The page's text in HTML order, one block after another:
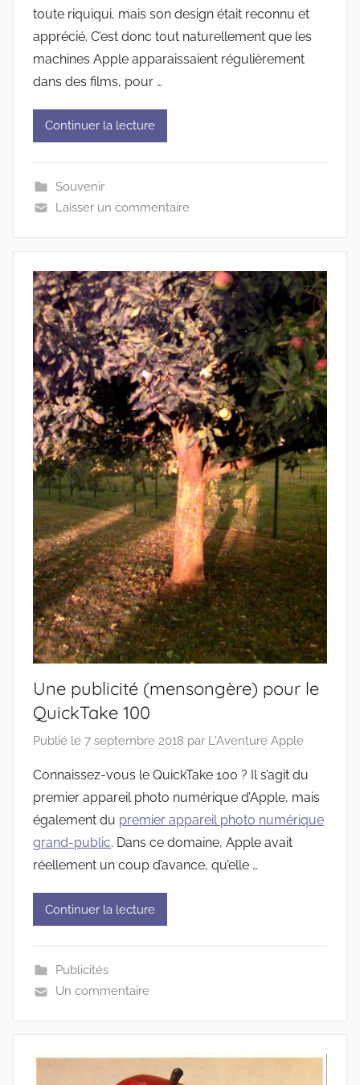
toute riquiqui, mais son design était reconnu et
apprécié. C’est donc tout naturellement que les
machines Apple apparaissaient régulièrement
dans des films, pour …
Continuer la lecture
Souvenir
Laisser un commentaire
Une publicité (mensongère) pour le
QuickTake 100
Publié le 7 septembre 2018 par L'Aventure Apple
Connaissez-vous le QuickTake 100 ? Il s’agit du
premier appareil photo numérique d’Apple, mais
également du premier appareil photo numérique
grand-public. Dans ce domaine, Apple avait
réellement un coup d’avance, qu’elle …
Continuer la lecture
Publicités
Un commentaire